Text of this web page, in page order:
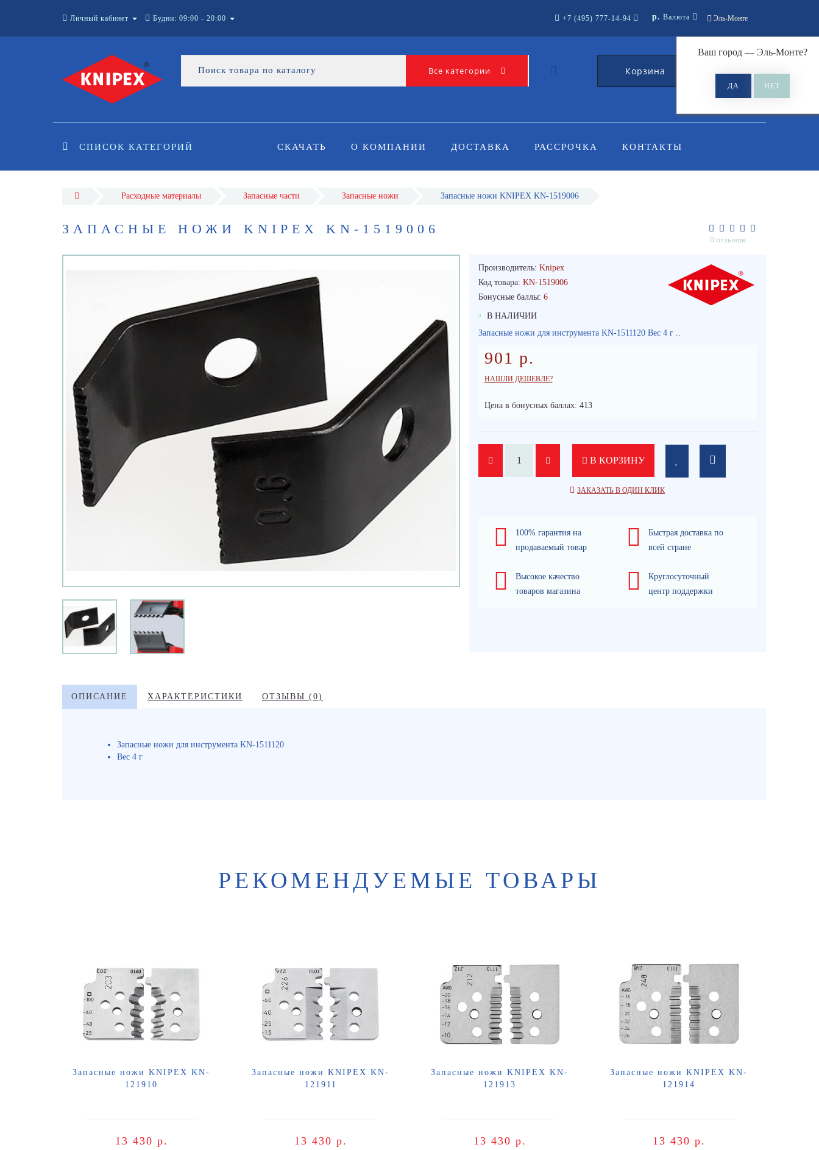
Личный кабинет Будни: 09:00 - 20:00 Эль-Монте
Ваш город — Эль-Монте?
+7 (495) 777-14-94 р. Валюта
Все категории Корзина 0
СПИСОК КАТЕГОРИЙ СКАЧАТЬ О КОМПАНИИ ДОСТАВКА РАССРОЧКА КОНТАКТЫ
Расходные материалы Запасные части Запасные ножи Запасные ножи KNIPEX KN-1519006
ЗАПАСНЫЕ НОЖИ KNIPEX KN-1519006
0 отзывов
Производитель: Knipex
Код товара: KN-1519006
Бонусные баллы: 6
В НАЛИЧИИ
Запасные ножи для инструмента KN-1511120 Вес 4 г ..
901 р.
НАШЛИ ДЕШЕВЛЕ?
Цена в бонусных баллах: 413
В КОРЗИНУ
ЗАКАЗАТЬ В ОДИН КЛИК
100% гарантия на
продаваемый товар
Быстрая доставка по
всей стране
Высокое качество
товаров магазина
Круглосуточный
центр поддержки
ОПИСАНИЕ ХАРАКТЕРИСТИКИ ОТЗЫВЫ (0)
Запасные ножи для инструмента KN-1511120
Вес 4 г
РЕКОМЕНДУЕМЫЕ ТОВАРЫ
Запасные ножи KNIPEX KN-
121910
13 430 р.
Запасные ножи KNIPEX KN-
121911
13 430 р.
Запасные ножи KNIPEX KN-
121913
13 430 р.
Запасные ножи KNIPEX KN-
121914
13 430 р.